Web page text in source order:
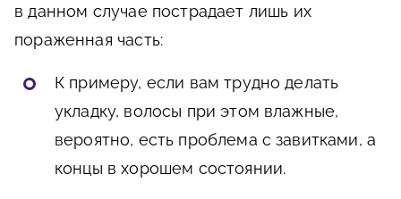
в данном случае пострадает лишь их
пораженная часть:
К примеру, если вам трудно делать
укладку, волосы при этом влажные,
вероятно, есть проблема с завитками, а
концы в хорошем состоянии.